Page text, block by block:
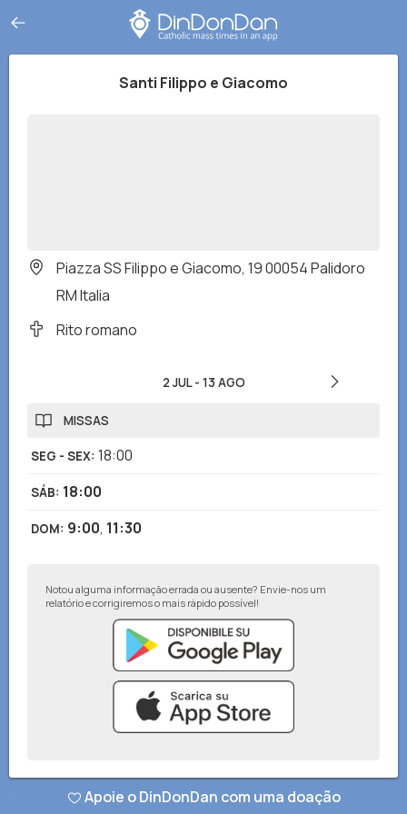
Santi Filippo e Giacomo
Piazza SS Filippo e Giacomo, 19 00054 Palidoro
RM Italia
Rito romano
2 JUL- 13 AGO
MISSAS
SEG - SEX: 18:00
SÁB: 18:00
DOM: 9:00, 11:30
Notou alguma informação errada ou ausente? Envie-nos um
relatório e corrigiremos o mais rápido possível!
Apoie o DinDonDan com uma doação